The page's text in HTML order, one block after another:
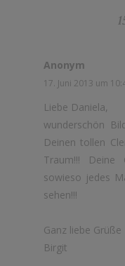
Anonym
17. Juni 2013 um
Liebe Daniela,
wunderschön
Deinen tollen
Traum!!! Deine
sowieso jedes
sehen!!!
Ganz liebe Grüße
Birgit